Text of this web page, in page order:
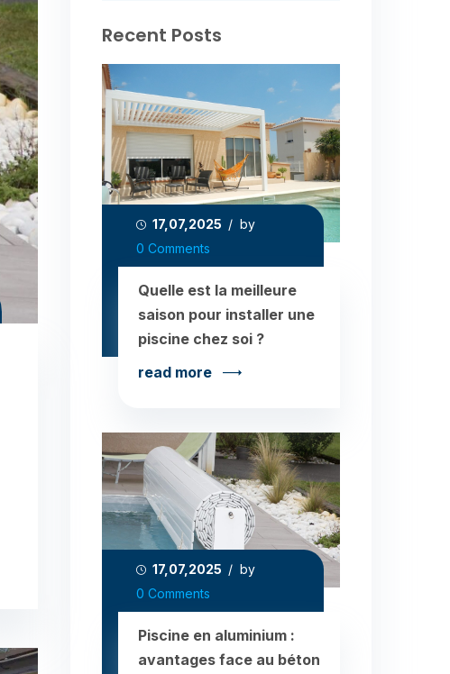
Recent Posts
17,07,2025 / by
0 Comments
Quelle est la meilleure
saison pour installer une
piscine chez soi ?
read more
17,07,2025 / by
0 Comments
Piscine en aluminium :
avantages face au béton